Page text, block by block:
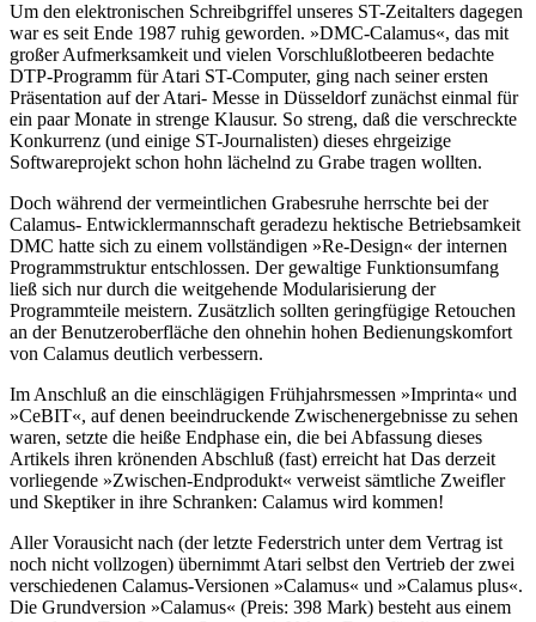
Um den elektronischen Schreibgriffel unseres ST-Zeitalters dagegen
war es seit Ende 1987 ruhig geworden. »DMC-Calamus«, das mit
großer Aufmerksamkeit und vielen Vorschlußlotbeeren bedachte
DTP-Programm für Atari ST-Computer, ging nach seiner ersten
Präsentation auf der Atari- Messe in Düsseldorf zunächst einmal für
ein paar Monate in strenge Klausur. So streng, daß die verschreckte
Konkurrenz (und einige ST-Journalisten) dieses ehrgeizige
Softwareprojekt schon hohn lächelnd zu Grabe tragen wollten.
Doch während der vermeintlichen Grabesruhe herrschte bei der
Calamus- Entwicklermannschaft geradezu hektische Betriebsamkeit
DMC hatte sich zu einem vollständigen »Re-Design« der internen
Programmstruktur entschlossen. Der gewaltige Funktionsumfang
ließ sich nur durch die weitgehende Modularisierung der
Programmteile meistern. Zusätzlich sollten geringfügige Retouchen
an der Benutzeroberfläche den ohnehin hohen Bedienungskomfort
von Calamus deutlich verbessern.
Im Anschluß an die einschlägigen Frühjahrsmessen »Imprinta« und
»CeBIT«, auf denen beeindruckende Zwischenergebnisse zu sehen
waren, setzte die heiße Endphase ein, die bei Abfassung dieses
Artikels ihren krönenden Abschluß (fast) erreicht hat Das derzeit
vorliegende »Zwischen-Endprodukt« verweist sämtliche Zweifler
und Skeptiker in ihre Schranken: Calamus wird kommen!
Aller Vorausicht nach (der letzte Federstrich unter dem Vertrag ist
noch nicht vollzogen) übernimmt Atari selbst den Vertrieb der zwei
verschiedenen Calamus-Versionen »Calamus« und »Calamus plus«.
Die Grundversion »Calamus« (Preis: 398 Mark) besteht aus einem